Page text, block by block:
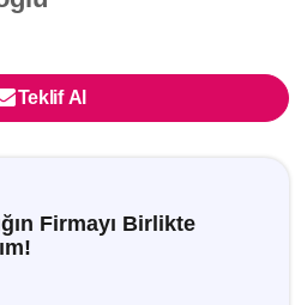
Teklif Al
Firmayı Birlikte